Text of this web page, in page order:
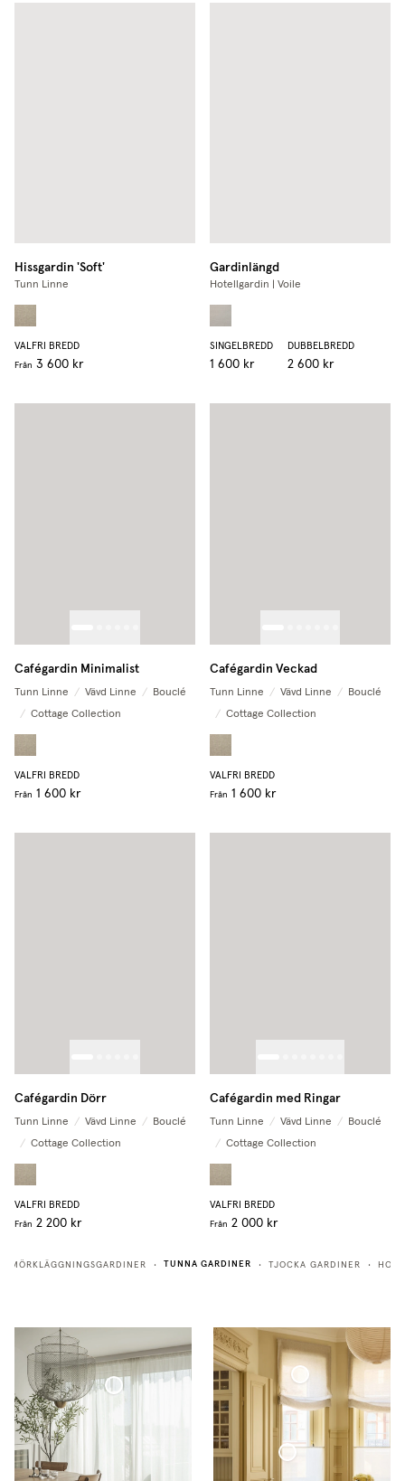
Hissgardin 'Soft'
Tunn Linne
VALFRI BREDD
Från 3 600 kr
Gardinlängd
Hotellgardin | Voile
SINGELBREDD
1 600 kr
DUBBELBREDD
2 600 kr
Cafégardin Minimalist
Tunn Linne / Vävd Linne /
Bouclé
/ Cottage Collection
VALFRI BREDD
Från 1 600 kr
Cafégardin Veckad
Tunn Linne / Vävd Linne /
Bouclé
/ Cottage Collection
VALFRI BREDD
Från 1 600 kr
Cafégardin Dörr
Tunn Linne / Vävd Linne /
Bouclé
/ Cottage Collection
VALFRI BREDD
Från 2 200 kr
Cafégardin med Ringar
Tunn Linne / Vävd Linne /
Bouclé
/ Cottage Collection
VALFRI BREDD
Från 2 000 kr
MÖRKLÄGGNINGSGARDINER • TUNNA GARDINER • TJOCKA GARDINER •
Tunn Linnegardin
Hissgardin Tunn Linne Soft